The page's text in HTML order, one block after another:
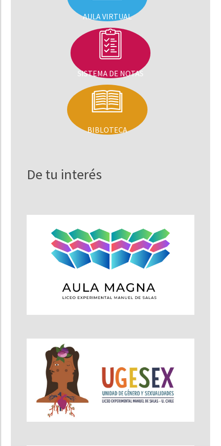
AULA VIRTUAL
SISTEMA DE NOTAS
BIBLOTECA
De tu interés